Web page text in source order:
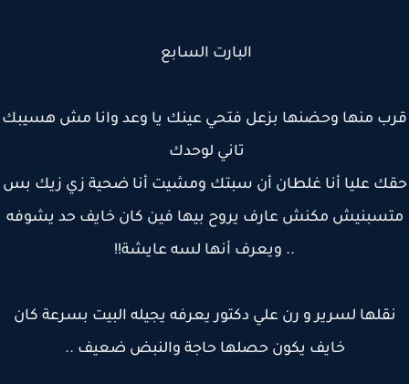
البارت السابع
منها وحضنها بزعل فتحي عينك يا وعد وانا مش هسيبك
تاني لوحدك
عليا أنا غلطان أن سبتك ومشيت أنا ضحية زي زيك بس
مكنش عارف يروح بيها فين كان خايف حد يشوفه
.. ويعرف أنها لسه عايشة!!
لسرير و رن علي دكتور يعرفه يجيله البيت بسرعة كان
خايف يكون حصلها حاجة والنبض ضعيف ..